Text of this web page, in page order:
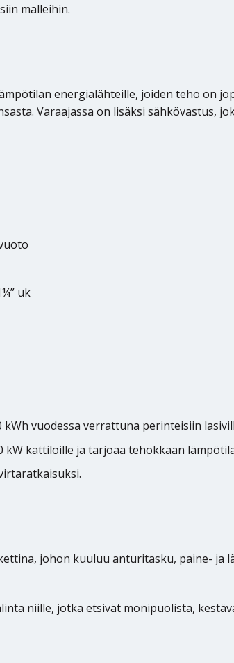
malleihin.
energialähteille, joiden teho on
Varaajassa on lisäksi sähkövastus,
uk
kWh vuodessa verrattuna perinteisiin
kW kattiloille ja tarjoaa tehokkaan
johon kuuluu anturitasku, paine-
niille, jotka etsivät monipuolista,